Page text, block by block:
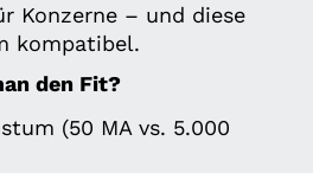
Konzerne – und diese
kompatibel.
den Fit?
(50 MA vs. 5.000